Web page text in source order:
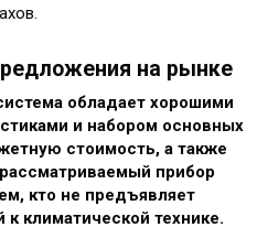
на рынке
обладает хорошими
и набором основных
стоимость, а также
прибор
кто не предъявляет
климатической технике.